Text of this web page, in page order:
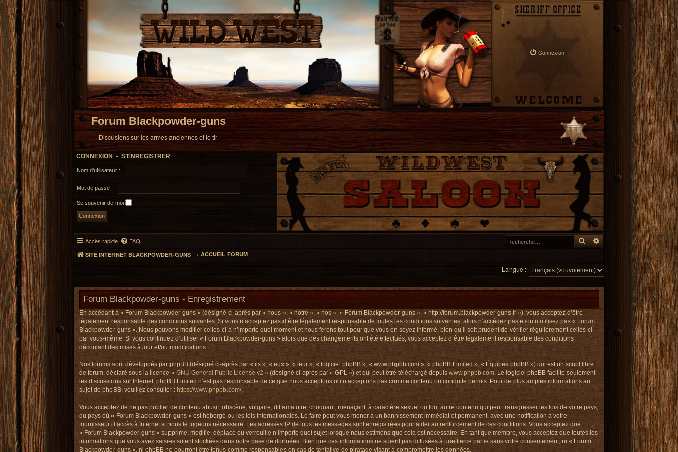
Connexion
Forum Blackpowder-guns
Discusions sur les armes anciennes et le tir
CONNEXION • S’ENREGISTRER
Nom d’utilisateur :
Mot de passe :
Se souvenir de moi
Accès rapide FAQ RechercherRecherche avancée
SITE INTERNET BLACKPOWDER-GUNS ACCUEIL FORUM
Langue :
Forum Blackpowder-guns - Enregistrement
En accédant à « Forum Blackpowder-guns » (désigné ci-après par « nous », « notre », « nos », « Forum Blackpowder-guns », « http://forum.blackpowder-guns.fr »), vous acceptez d’être
légalement responsable des conditions suivantes. Si vous n’acceptez pas d’être légalement responsable de toutes les conditions suivantes, alors n’accédez pas et/ou n’utilisez pas « Forum
Blackpowder-guns ». Nous pouvons modifier celles-ci à n’importe quel moment et nous ferons tout pour que vous en soyez informé, bien qu’il soit prudent de vérifier régulièrement celles-ci
par vous-même. Si vous continuez d’utiliser « Forum Blackpowder-guns » alors que des changements ont été effectués, vous acceptez d’être légalement responsable des conditions
découlant des mises à jour et/ou modifications.
Nos forums sont développés par phpBB (désigné ci-après par « ils », « eux », « leur », « logiciel phpBB », « www.phpbb.com », « phpBB Limited », « Équipes phpBB ») qui est un script libre
de forum, déclaré sous la licence « GNU General Public License v2 » (désigné ci-après par « GPL ») et qui peut être téléchargé depuis www.phpbb.com . Le logiciel phpBB facilite seulement
les discussions sur Internet. phpBB Limited n’est pas responsable de ce que nous acceptons ou n’acceptons pas comme contenu ou conduite permis. Pour de plus amples informations au
sujet de phpBB, veuillez consulter : https://www.phpbb.com/.
Vous acceptez de ne pas publier de contenu abusif, obscène, vulgaire, diffamatoire, choquant, menaçant, à caractère sexuel ou tout autre contenu qui peut transgresser les lois de votre pays,
du pays où « Forum Blackpowder-guns » est hébergé ou les lois internationales. Le faire peut vous mener à un bannissement immédiat et permanent, avec une notification à votre
fournisseur d’accès à Internet si nous le jugeons nécessaire. Les adresses IP de tous les messages sont enregistrées pour aider au renforcement de ces conditions. Vous acceptez que
« Forum Blackpowder-guns » supprime, modifie, déplace ou verrouille n’importe quel sujet lorsque nous estimons que cela est nécessaire. En tant que membre, vous acceptez que toutes les
informations que vous avez saisies soient stockées dans notre base de données. Bien que ces informations ne soient pas diffusées à une tierce partie sans votre consentement, ni « Forum
Blackpowder-guns », ni phpBB ne pourront être tenus comme responsables en cas de tentative de piratage visant à compromettre les données.